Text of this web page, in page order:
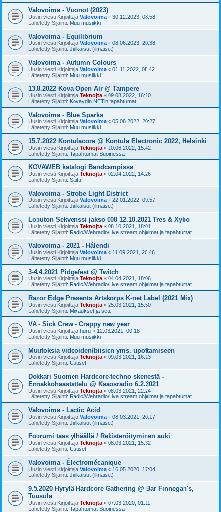
Valovoima - Vuonot (2023)
Uusin viesti Kirjoittaja Valovoima « 30.12.2023, 08:58
Lähetetty Sijainti: Muu musiikki
Valovoima - Equilibrium
Uusin viesti Kirjoittaja Valovoima « 08.06.2023, 20:38
Lähetetty Sijainti: Julkaisut (ilmaiset)
Valovoima - Autumn Colours
Uusin viesti Kirjoittaja Valovoima « 01.11.2022, 08:42
Lähetetty Sijainti: Muu musiikki
13.8.2022 Kova Open Air @ Tampere
Uusin viesti Kirjoittaja Teknojta « 09.08.2022, 16:10
Lähetetty Sijainti: Kovaydin.NETin tapahtumat
Valovoima - Blue Sparks
Uusin viesti Kirjoittaja Valovoima « 05.08.2022, 20:27
Lähetetty Sijainti: Muu musiikki
15.7.2022 Kontulacore @ Kontula Electronic 2022, Helsinki
Uusin viesti Kirjoittaja Teknojta « 10.06.2022, 15:42
Lähetetty Sijainti: Tapahtumat Suomessa
KOVAWEB katalogi Bandcampissa
Uusin viesti Kirjoittaja Teknojta « 02.04.2022, 14:26
Lähetetty Sijainti: Saitti
Valovoima - Strobe Light District
Uusin viesti Kirjoittaja Valovoima « 22.01.2022, 09:57
Lähetetty Sijainti: Julkaisut (ilmaiset)
Loputon Sekvenssi jakso 008 12.10.2021 Tres & Xybo
Uusin viesti Kirjoittaja Teknojta « 08.10.2021, 18:01
Lähetetty Sijainti: Radio/Webradio/Live stream ohjelmat ja tapahtumat
Valovoima - 2021 - Hálendi
Uusin viesti Kirjoittaja Valovoima « 11.09.2021, 20:46
Lähetetty Sijainti: Muu musiikki
3-4.4.2021 Pidgefest @ Twitch
Uusin viesti Kirjoittaja Teknojta « 04.04.2021, 18:06
Lähetetty Sijainti: Radio/Webradio/Live stream ohjelmat ja tapahtumat
Razor Edge Presents Artskorps K-net Label (2021 Mix)
Uusin viesti Kirjoittaja Teknojta « 25.03.2021, 15:50
Lähetetty Sijainti: Mixaukset ja setit
VA - Sick Crew - Crappy new year
Uusin viesti Kirjoittaja huru « 12.03.2021, 00:18
Lähetetty Sijainti: Muu musiikki
Muutoksia videoiden/biisien yms. upottamiseen
Uusin viesti Kirjoittaja Teknojta « 09.03.2021, 16:13
Lähetetty Sijainti: Uutiset
Dokkari Suomen Hardcore-techno skenestä -
Ennakkohaastattelu @ Kaaosradio 6.2.2021
Uusin viesti Kirjoittaja Teknojta « 08.03.2021, 22:24
Lähetetty Sijainti: Radio/Webradio/Live stream ohjelmat ja tapahtumat
Valovoima - Lactic Acid
Uusin viesti Kirjoittaja Valovoima « 08.03.2021, 20:17
Lähetetty Sijainti: Julkaisut (ilmaiset)
Foorumi taas ylhäällä / Rekisteröityminen auki
Uusin viesti Kirjoittaja Teknojta « 08.03.2021, 15:32
Lähetetty Sijainti: Uutiset
Valovoima - Électromécanique
Uusin viesti Kirjoittaja Valovoima « 16.05.2020, 17:04
Lähetetty Sijainti: Julkaisut (ilmaiset)
9.5.2020 Hyrylä Hardcore Gathering @ Bar Finnegan's,
Tuusula
Uusin viesti Kirjoittaja Teknojta « 07.03.2020, 01:11
Lähetetty Sijainti: Tapahtumat Suomessa